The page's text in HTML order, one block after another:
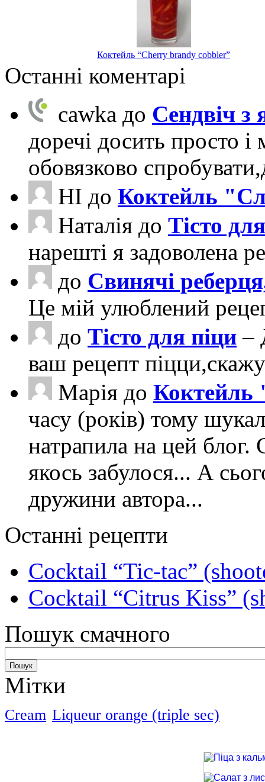
Коктейль “Cherry brandy cobbler”
Останні коментарі
cawka до Сендвіч з
доречі досить просто
обовязково
НІ до Коктейль
Наталія до Тісто
нарешті я задоволена
до Свинячі
Це мій улюблений
до Тісто для піци –
ваш рецепт
Марія до Коктейль
часу (років) тому
натрапила на цей блог.
якось забулося... А
дружини автора...
Останні рецепти
Cocktail “Tic-tac”
Cocktail “Citrus Kiss”
Пошук смачного
Мітки
Cream Liqueur orange (triple sec)